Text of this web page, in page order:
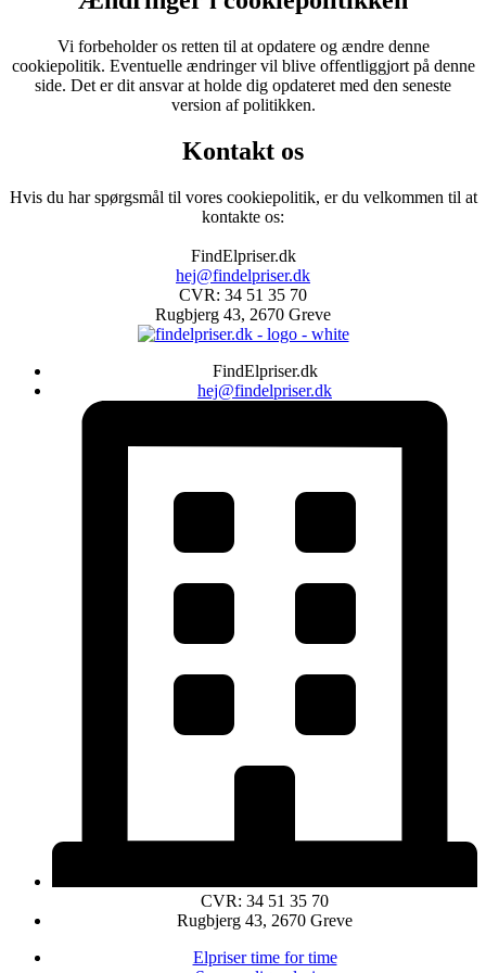
Vi forbeholder os retten til at opdatere og ændre denne
cookiepolitik. Eventuelle ændringer vil blive offentliggjort på denne
side. Det er dit ansvar at holde dig opdateret med den seneste
version af politikken.
Kontakt os
Hvis du har spørgsmål til vores cookiepolitik, er du velkommen til at
kontakte os:
FindElpriser.dk
hej@findelpriser.dk
CVR: 34 51 35 70
Rugbjerg 43, 2670 Greve
FindElpriser.dk
hej@findelpriser.dk
CVR: 34 51 35 70
Rugbjerg 43, 2670 Greve
Elpriser time for time